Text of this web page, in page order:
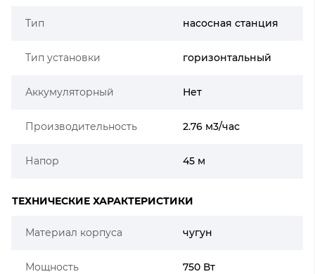
Тип насосная станция
Тип установки горизонтальный
Аккумуляторный Нет
Производительность 2.76 м3/час
Напор 45 м
ТЕХНИЧЕСКИЕ ХАРАКТЕРИСТИКИ
Материал корпуса чугун
Мощность 750 Вт